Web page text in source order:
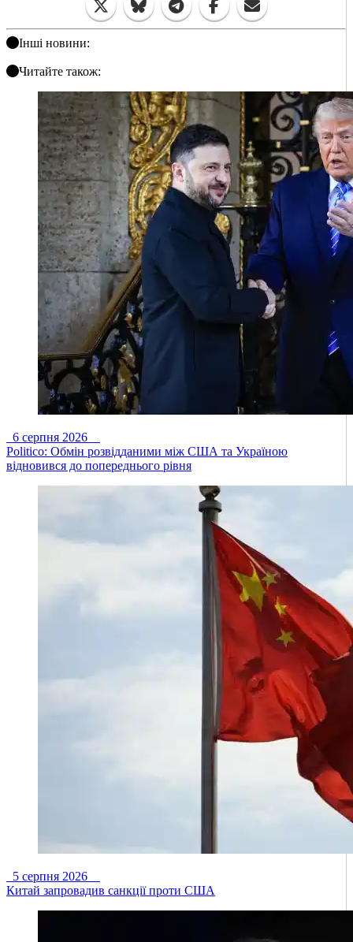
Інші новини:
Читайте також:
6 серпня 2026
Politico: Обмін розвідданими між США та Україною
відновився до попереднього рівня
5 серпня 2026
Китай запровадив санкції проти США